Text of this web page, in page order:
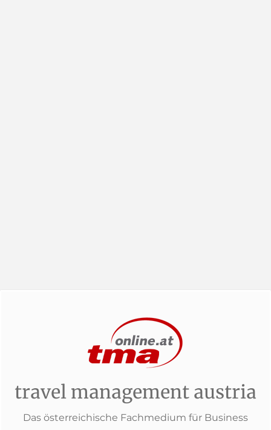
travel management austria
Das österreichische Fachmedium für Business